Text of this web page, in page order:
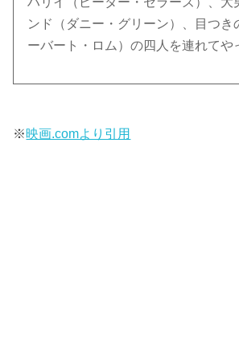
ンド（ダニー・グリーン）、目つき
ーバート・ロム）の四人を連れてや
※映画.comより引用